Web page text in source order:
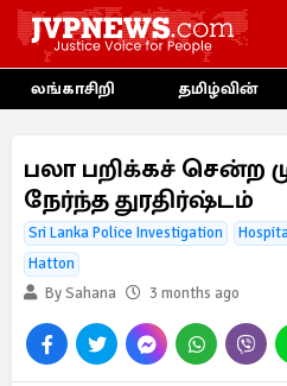
லங்காசிறி தமிழ்வின்
பலா பறிக்கச் சென்ற
நேர்ந்த துரதிர்ஷ்டம்
Sri Lanka Police Investigation
Hatton
By Sahana
3 months ago